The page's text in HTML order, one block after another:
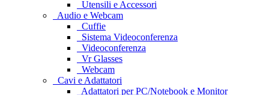
Utensili e Accessori
Audio e Webcam
Cuffie
Sistema Videoconferenza
Videoconferenza
Vr Glasses
Webcam
Cavi e Adattatori
Adattatori per PC/Notebook e Monitor